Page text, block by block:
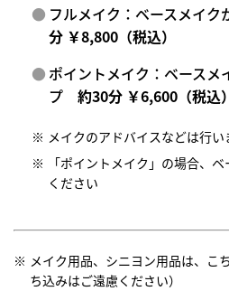
フルメイク：ベースメイ
分 ￥8,800（税込）
ポイントメイク：ベースメ
プ約30分 ￥6,600（税込）
メイクのアドバイスなどは行い
「ポイントメイク」の場合、
ください
メイク用品、シニヨン用品は、こ
ち込みはご遠慮ください）